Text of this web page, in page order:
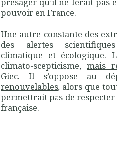
pouvoir en France.
Une autre constante des
des alertes
climatique et écologique.
climato-scepticisme,mais
Giec. Il s’oppose au
renouvelables, alors que
permettrait pas de respecter
française.